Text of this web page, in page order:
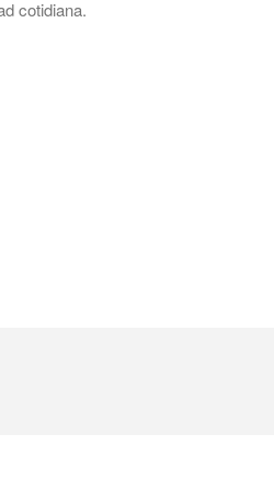
cotidiana.